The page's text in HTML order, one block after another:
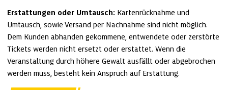
Erstattungen oder Umtausch: Kartenrücknahme und
Umtausch, sowie Versand per Nachnahme sind nicht möglich.
Dem Kunden abhanden gekommene, entwendete oder zerstörte
Tickets werden nicht ersetzt oder erstattet. Wenn die
Veranstaltung durch höhere Gewalt ausfällt oder abgebrochen
werden muss, besteht kein Anspruch auf Erstattung.